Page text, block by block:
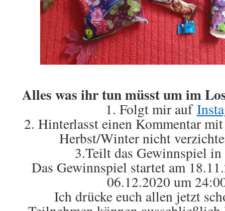
Alles was ihr tun müsst um im
1. Folgt mir auf
2. Hinterlasst einen Kommentar
Herbst/Winter nicht
3.Teilt das Gewinnspiel
Das Gewinnspiel startet am
06.12.2020 um
Ich drücke euch allen jetzt